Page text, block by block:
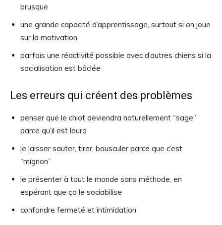
brusque
une grande capacité d’apprentissage, surtout si on joue
sur la motivation
parfois une réactivité possible avec d’autres chiens si la
socialisation est bâclée
Les erreurs qui créent des problèmes
penser que le chiot deviendra naturellement “sage”
parce qu’il est lourd
le laisser sauter, tirer, bousculer parce que c’est
“mignon”
le présenter à tout le monde sans méthode, en
espérant que ça le sociabilise
confondre fermeté et intimidation